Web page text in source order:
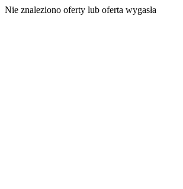
Nie znaleziono oferty lub oferta wygasła